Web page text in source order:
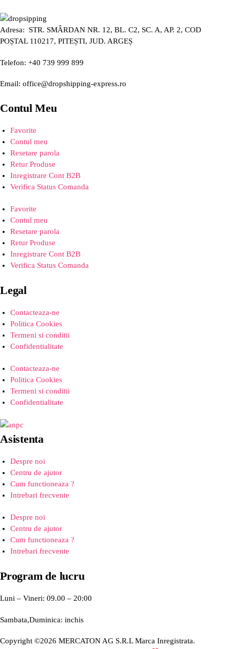
Adresa: STR. SMÂRDAN NR. 12, BL. C2, SC. A, AP. 2, COD
POȘTAL 110217, PITEȘTI, JUD. ARGEȘ
Telefon: +40 739 999 899
Email: office@dropshipping-express.ro
Contul Meu
Favorite
Contul meu
Resetare parola
Retur Produse
Inregistrare Cont B2B
Verifica Status Comanda
Favorite
Contul meu
Resetare parola
Retur Produse
Inregistrare Cont B2B
Verifica Status Comanda
Legal
Contacteaza-ne
Politica Cookies
Termeni si conditii
Confidentialitate
Contacteaza-ne
Politica Cookies
Termeni si conditii
Confidentialitate
Asistenta
Despre noi
Centru de ajutor
Cum functioneaza ?
Intrebari frecvente
Despre noi
Centru de ajutor
Cum functioneaza ?
Intrebari frecvente
Program de lucru
Luni – Vineri: 09.00 – 20:00
Sambata,Duminica: inchis
Copyright ©2026 MERCATON AG S.R.L Marca Inregistrata.